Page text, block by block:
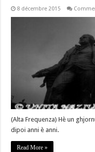
8 décembre 2015
(Alta Frequenza) Hè un
dipoi anni è anni.
Read More »